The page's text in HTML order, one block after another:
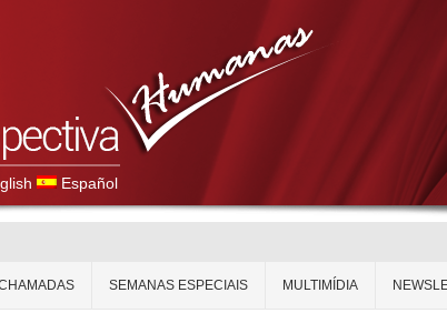
Español
SEMANAS ESPECIAIS MULTIMÍDIA